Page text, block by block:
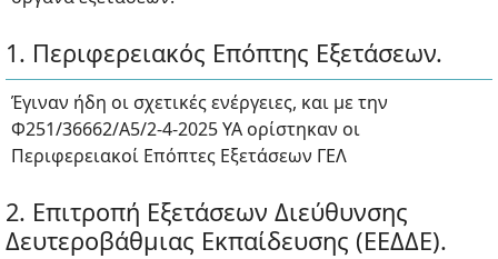
1. Περιφερειακός Επόπτης Εξετάσεων.
Έγιναν ήδη οι σχετικές ενέργειες, και με την
Φ251/36662/Α5/2-4-2025 ΥΑ ορίστηκαν οι
Περιφερειακοί Επόπτες Εξετάσεων ΓΕΛ
2. Επιτροπή Εξετάσεων Διεύθυνσης
Δευτεροβάθμιας Εκπαίδευσης (ΕΕΔΔΕ).